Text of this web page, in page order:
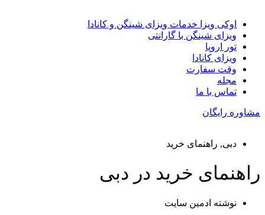
اوکی ویزا خدمات ویزای شینگن و کانادا
ویزای شینگن با گارانتی
تور اروپا
ویزای کانادا
وقت سفارت
مجله
تماس با ما
مشاوره رایگان
دبی, راهنمای خرید
راهنمای خرید در دبی
نوشته ادمین سایت